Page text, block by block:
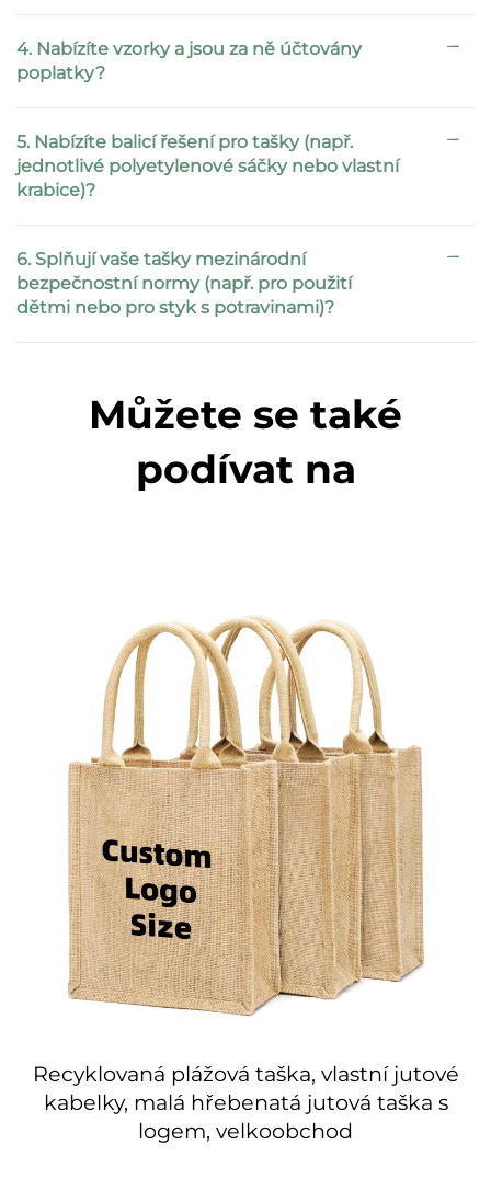
4. Nabízíte vzorky a jsou za ně účtovány
poplatky?
5. Nabízíte balicí řešení pro tašky (např.
jednotlivé polyetylenové sáčky nebo vlastní
krabice)?
6. Splňují vaše tašky mezinárodní
bezpečnostní normy (např. pro použití
dětmi nebo pro styk s potravinami)?
Můžete se také
podívat na
Recyklovaná plážová taška, vlastní jutové
kabelky, malá hřebenatá jutová taška s
logem, velkoobchod